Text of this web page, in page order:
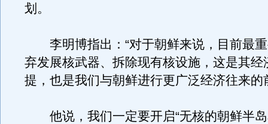
划。
李明博指出：“对于朝鲜来说，目前最重
弃发展核武器、拆除现有核设施，这是其经
提，也是我们与朝鲜进行更广泛经济往来的
他说，我们一定要开启“无核的朝鲜半岛